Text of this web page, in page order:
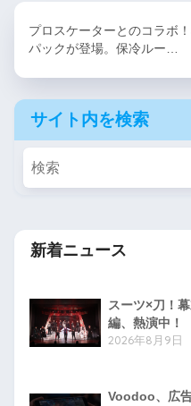
プロスケーターとのコラボ
パックが登場。保冷ルー…
サイト内を検索
新着ニュース
スーツ×刀！
編、熱演中！
2026年8月9日
Voodoo、広